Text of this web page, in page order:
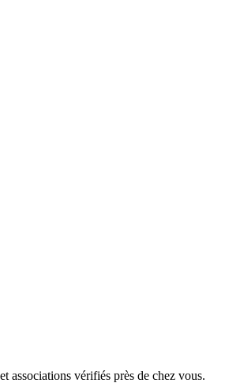
associations vérifiés près de chez vous.